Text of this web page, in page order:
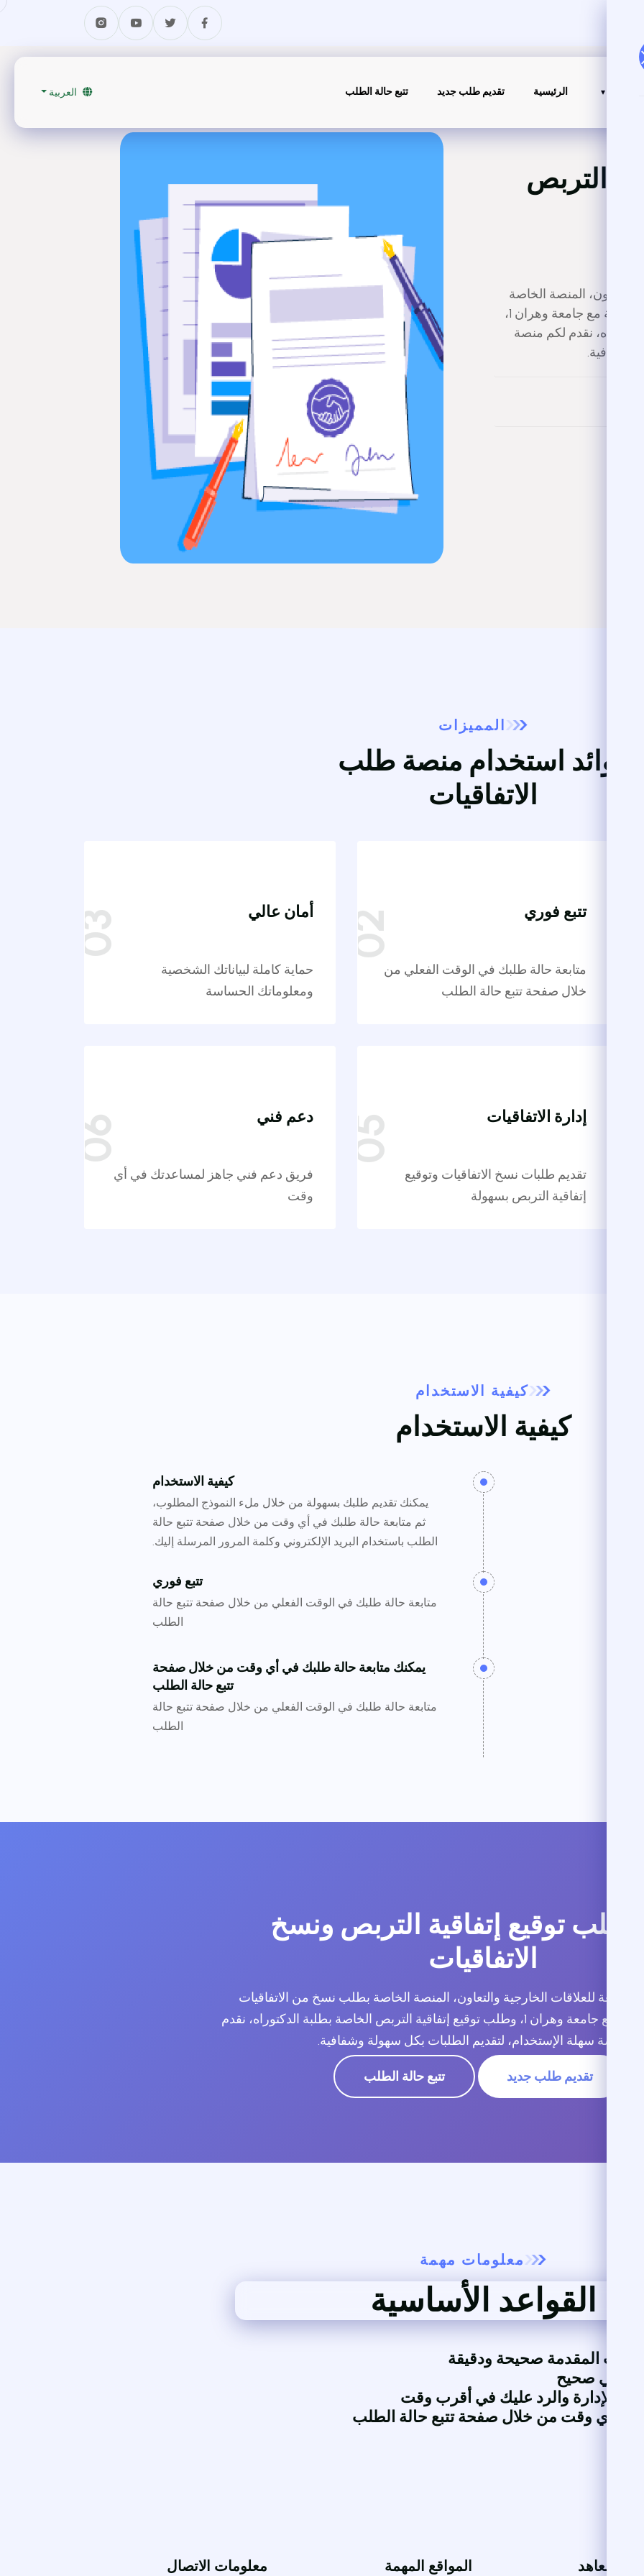
الرئيسية تقديم طلب جديد تتبع حالة الطلب العربية
التربص
والتعاون، المنصة الخاصة
بطلب نسخ من الاتفاقيات الدولية والوطنية الموقعة مع جامعة وهران 1،
نقدم لكم منصة
وشفافية.
المميزات
فوائد استخدام منصة طلب
الاتفاقيات
تتبع فوري
متابعة حالة طلبك في الوقت الفعلي من
خلال صفحة تتبع حالة الطلب
أمان عالي
حماية كاملة لبياناتك الشخصية
ومعلوماتك الحساسة
إدارة الاتفاقيات
تقديم طلبات نسخ الاتفاقيات وتوقيع
إتفاقية التربص بسهولة
دعم فني
فريق دعم فني جاهز لمساعدتك في أي
وقت
كيفية الاستخدام
كيفية الاستخدام
كيفية الاستخدام
يمكنك تقديم طلبك بسهولة من خلال ملء النموذج المطلوب،
ثم متابعة حالة طلبك في أي وقت من خلال صفحة تتبع حالة
الطلب باستخدام البريد الإلكتروني وكلمة المرور المرسلة إليك.
تتبع فوري
متابعة حالة طلبك في الوقت الفعلي من خلال صفحة تتبع حالة
الطلب
يمكنك متابعة حالة طلبك في أي وقت من خلال صفحة
تتبع حالة الطلب
متابعة حالة طلبك في الوقت الفعلي من خلال صفحة تتبع حالة
الطلب
طلب توقيع إتفاقية التربص ونسخ
الاتفاقيات
الجامعة للعلاقات الخارجية والتعاون، المنصة الخاصة بطلب نسخ من الاتفاقيات
الدولية والوطنية الموقعة مع جامعة وهران 1، وطلب توقيع إتفاقية التربص الخاصة بطلبة الدكتوراه، نقدم
لكم منصة سهلة الإستخدام، لتقديم الطلبات بكل سهولة وشفافية.
تقديم طلب جديد تتبع حالة الطلب
معلومات مهمة
القواعد الأساسية
المقدمة صحيحة ودقيقة
صحيح
الإدارة والرد عليك في أقرب وقت
في أي وقت من خلال صفحة تتبع حالة الطلب
والمعاهد المواقع المهمة معلومات الاتصال